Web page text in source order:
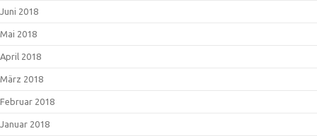
Juni 2018
Mai 2018
April 2018
März 2018
Februar 2018
Januar 2018